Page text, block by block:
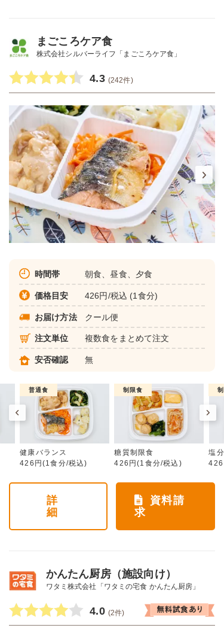
まごころケア食
株式会社シルバーライフ「まごころケア食」
4.3 (242件)
時間帯 朝食、昼食、夕食
価格目安 426円/税込 (1食分)
お届け方法 クール便
注文単位 複数食をまとめて注文
安否確認 無
普通食
健康バランス
426円(1食分/税込)
制限食
糖質制限食
426円(1食分/税込)
塩
詳
細
資料請
求
かんたん厨房（施設向け）
ワタミ株式会社「ワタミの宅食 かんたん厨房」
4.0 (2件)